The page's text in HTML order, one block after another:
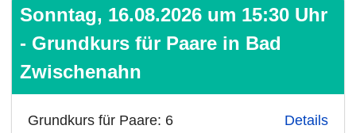
Sonntag, 16.08.2026 um 15:30 Uhr
- Grundkurs für Paare in Bad
Zwischenahn
Grundkurs für Paare: 6
Details